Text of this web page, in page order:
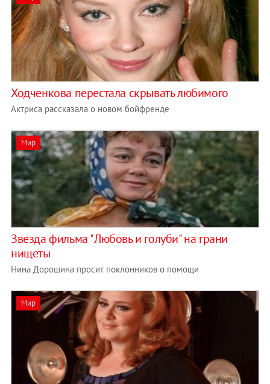
Ходченкова перестала скрывать любимого
Актриса рассказала о новом бойфренде
Мир
Звезда фильма "Любовь и голуби" на грани
нищеты
Нина Дорошина просит поклонников о помощи
Мир